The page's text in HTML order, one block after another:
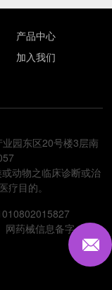
产品中心
加入我们
园东区20号楼3层南
动物之临床诊断或治
疗目的。
药械信息备字（2